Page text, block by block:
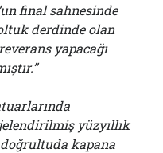
final sahnesinde
derdinde olan
yapacağı
yüzyıllık
kapana